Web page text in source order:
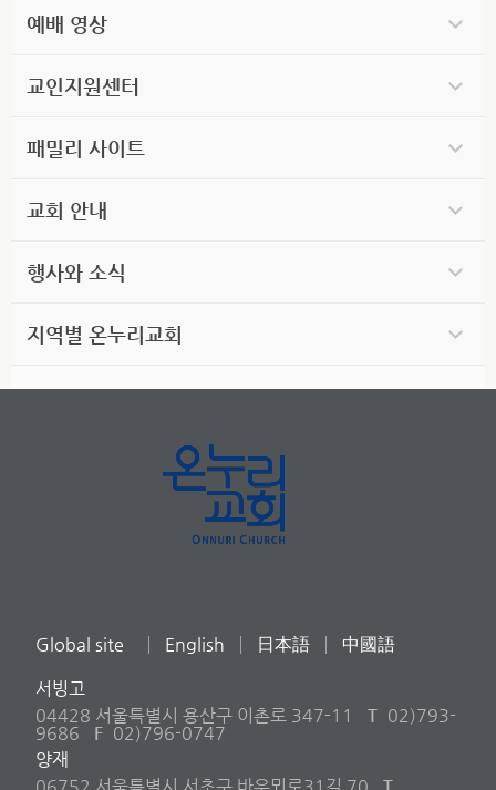
예배 영상
교인지원센터
패밀리 사이트
교회 안내
행사와 소식
지역별 온누리교회
Global site English 日本語 中國語
서빙고
04428 서울특별시 용산구 이촌로 347-11
T 02)793-
9686
F 02)796-0747
양재